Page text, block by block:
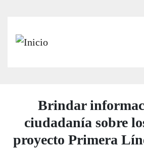
Brindar
ciudadanía sobre
proyecto Primera